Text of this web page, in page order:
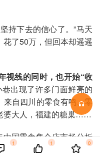
持下去的信心了。”马天
了50万，但回本却遥遥
视线的同时，也开始“收
出现了许多门面鲜亮的
自四川的零食有鸣、零
婆大人，福建的糖巢……
国零食集合店市场分析
店竞争趋向白热化，门店
1 1 0